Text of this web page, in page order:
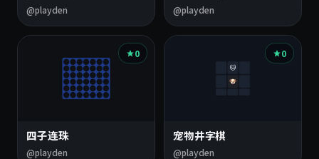
@playden
@playden
0
四子连珠
@playden
0
宠物井字棋
@playden